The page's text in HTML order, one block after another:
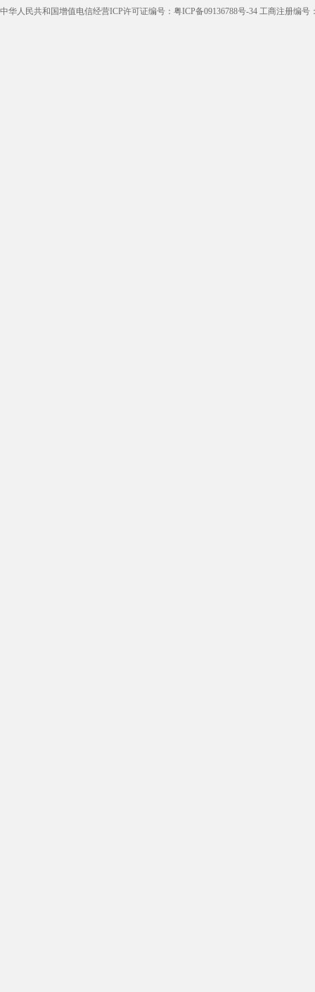
中华人民共和国增值电信经营ICP许可证编号：粤ICP备09136788号-34 工商注册编号